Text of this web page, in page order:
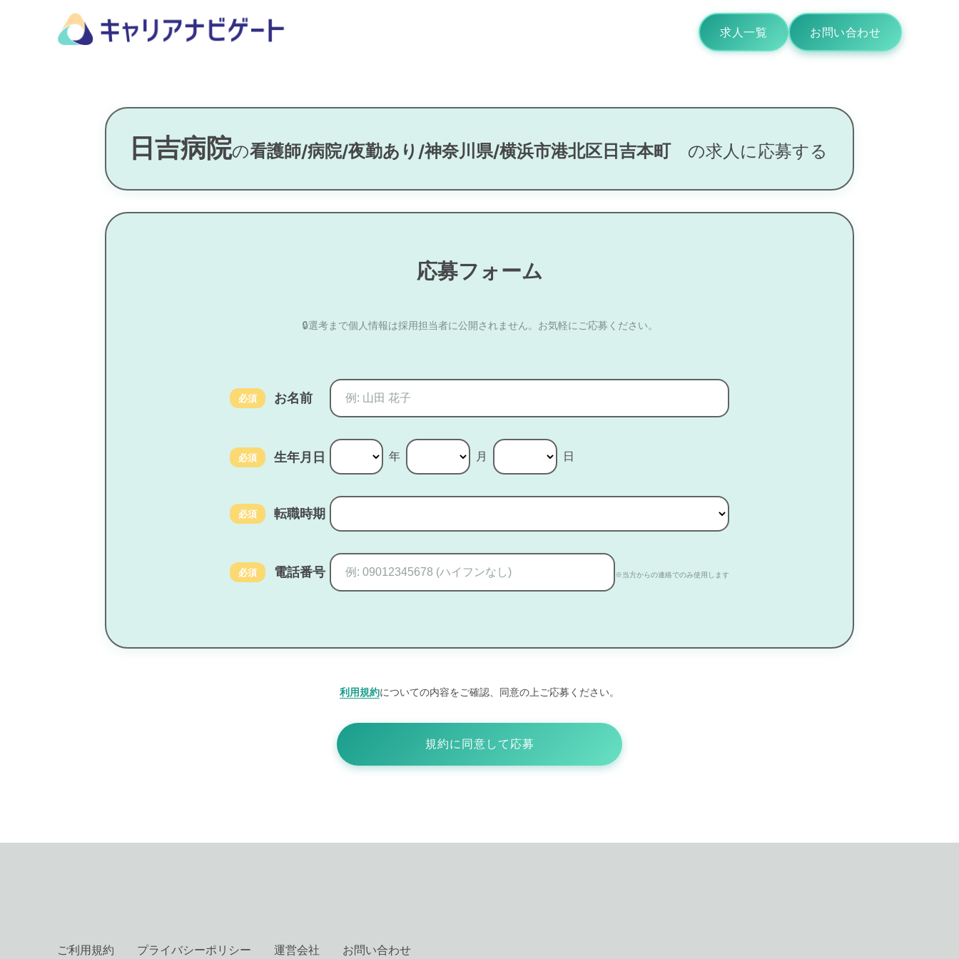
求人一覧 お問い合わせ
日吉病院の看護師/病院/夜勤あり/神奈川県/横浜市港北区日吉本町の求人に応募する
応募フォーム
🔒選考まで個人情報は採用担当者に公開されません。お気軽にご応募ください。
必須 お名前
必須 生年月日 年 月 日
必須 転職時期
必須 電話番号 ※当方からの連絡でのみ使用します
利用規約についての内容をご確認、同意の上ご応募ください。
規約に同意して応募
ご利用規約 プライバシーポリシー 運営会社 お問い合わせ